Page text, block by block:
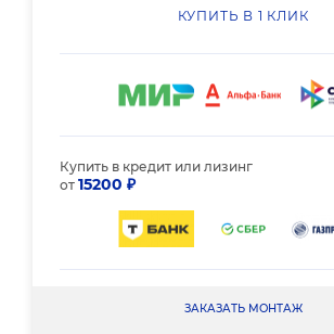
КУПИТЬ В 1 КЛИК
Купить в кредит или лизинг
от 15200 ₽
ЗАКАЗАТЬ МОНТАЖ